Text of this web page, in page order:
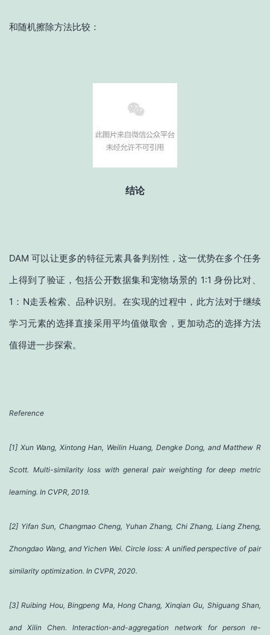
和随机擦除方法比较：
结论
DAM 可以让更多的特征元素具备判别性，这一优势在多个任务
上得到了验证，包括公开数据集和宠物场景的 1:1 身份比对、
1：N走丢检索、品种识别。在实现的过程中，此方法对于继续
学习元素的选择直接采用平均值做取舍，更加动态的选择方法
值得进一步探索。
Reference
[1] Xun Wang, Xintong Han, Weilin Huang, Dengke Dong, and Matthew R
Scott. Multi-similarity loss with general pair weighting for deep metric
learning. In CVPR, 2019.
[2] Yifan Sun, Changmao Cheng, Yuhan Zhang, Chi Zhang, Liang Zheng,
Zhongdao Wang, and Yichen Wei. Circle loss: A unified perspective of pair
similarity optimization. In CVPR, 2020.
[3] Ruibing Hou, Bingpeng Ma, Hong Chang, Xinqian Gu, Shiguang Shan,
and Xilin Chen. Interaction-and-aggregation network for person re-